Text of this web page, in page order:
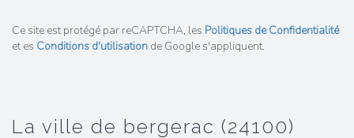
Ce site est protégé par reCAPTCHA, les Politiques de Confidentialité
et es Conditions d'utilisation de Google s'appliquent.
la ville de bergerac (24100)